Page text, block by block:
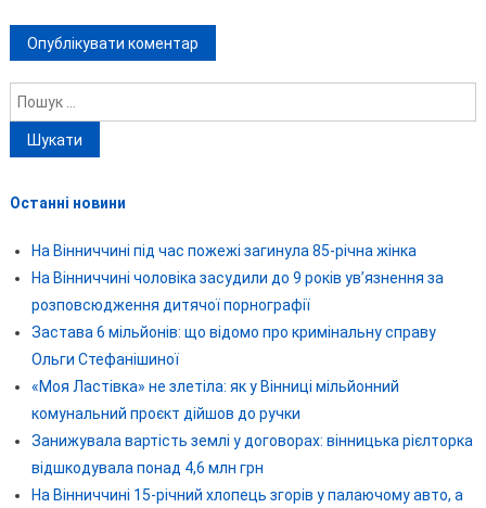
Пошук:
Останні новини
На Вінниччині під час пожежі загинула 85-річна жінка
На Вінниччині чоловіка засудили до 9 років ув’язнення за
розповсюдження дитячої порнографії
Застава 6 мільйонів: що відомо про кримінальну справу
Ольги Стефанішиної
«Моя Ластівка» не злетіла: як у Вінниці мільйонний
комунальний проєкт дійшов до ручки
Занижувала вартість землі у договорах: вінницька рієлторка
відшкодувала понад 4,6 млн грн
На Вінниччині 15-річний хлопець згорів у палаючому авто, а